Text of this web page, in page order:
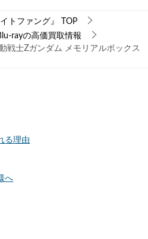
トファング』
TOP
rayの高価買取情報
戦士Zガンダム メモリアルボックス
る理由
へ